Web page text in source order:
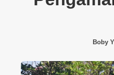
Boby